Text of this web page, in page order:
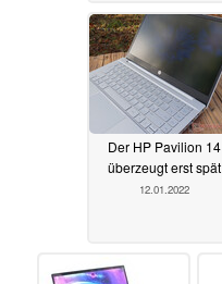
17.01.2022
Der HP Pavilion 14
überzeugt erst spät
12.01.2022